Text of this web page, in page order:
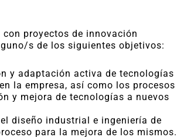
con proyectos de innovación
s de los siguientes objetivos:
y adaptación activa de tecnologías
la empresa, así como los procesos
y mejora de tecnologías a nuevos
diseño industrial e ingeniería de
para la mejora de los mismos.